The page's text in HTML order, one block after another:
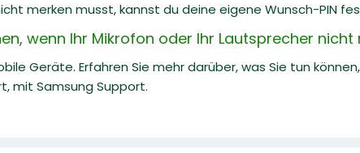
merken musst, kannst du deine eigene Wunsch-PIN
wenn Ihr Mikrofon oder Ihr Lautsprecher
Geräte. Erfahren Sie mehr darüber, was Sie tun
mit Samsung Support.